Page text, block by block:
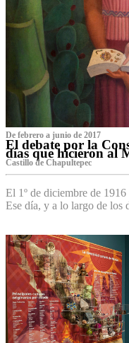
De febrero a junio de 2017
El debate por la
días que hicieron al
Castillo de Chapultepec
El 1º de diciembre de
Ese día, y a lo largo de los